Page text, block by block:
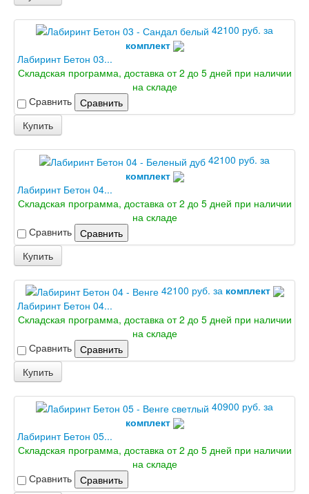
Информация
Вызов замерщика
Обработка персональных данных
Доставка
Оплата
Установка межкомнатных и входных дверей
Отзывы клиентов
Новости
Установка
Акции и скидки
Контакты
42100 руб. за
комплект
Лабиринт Бетон 03...
Складская программа, доставка от 2 до 5 дней при наличии
на складе
Сравнить Сравнить
Купить
42100 руб. за
комплект
Лабиринт Бетон 04...
Складская программа, доставка от 2 до 5 дней при наличии
на складе
Сравнить Сравнить
Купить
42100 руб. за комплект
Лабиринт Бетон 04...
Складская программа, доставка от 2 до 5 дней при наличии
на складе
Сравнить Сравнить
Купить
40900 руб. за
комплект
Лабиринт Бетон 05...
Складская программа, доставка от 2 до 5 дней при наличии
на складе
Сравнить Сравнить